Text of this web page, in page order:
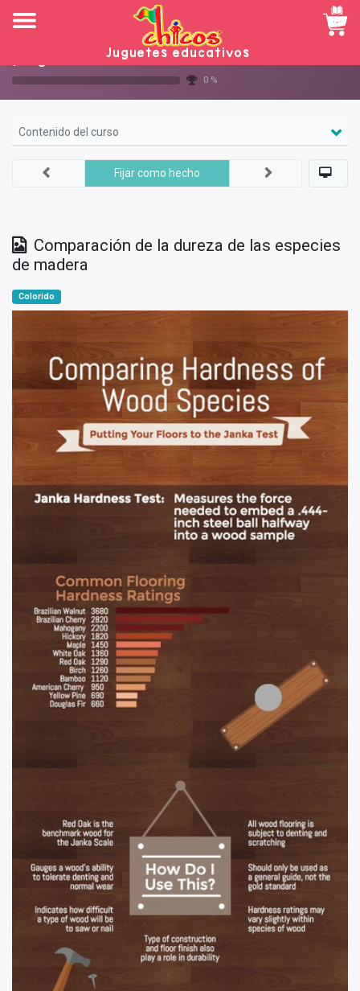
Juguetes educativos
Navegación
¡Elige tu madera!
0 %
Contenido del curso
Comparación de la dureza de las especies
de madera
Fijar como hecho
Colorido